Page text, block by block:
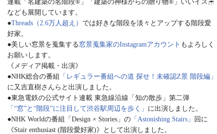
連載「名建築の名階段®︎」「建築の神様からの贈り物®︎」いいイス🪑
なども展開しています。
●Threads（2.6万人超え） では好きな階段を淡々とアップする階段愛
好家。
●美しい窓景を蒐集する 窓景蒐集家のInstagramアカウント もよろしく
お願いします。
《メディア掲載・出演》
●NHK総合の番組
「レギュラー番組への道 探せ！未確認Z景 階段編」
に又吉直樹さんらと出演しました。
●東急電鉄の公式サイト連載 東急線沿線「知の散歩」第二弾
「“窓”と“階段”に注目して渋谷駅周辺を歩く」 に出演しました。
●NHK Worldの番組「Design × Stories」の 「Astonishing Stairs」
回に
《Stair enthusiast (階段愛好家)》として出演しました。